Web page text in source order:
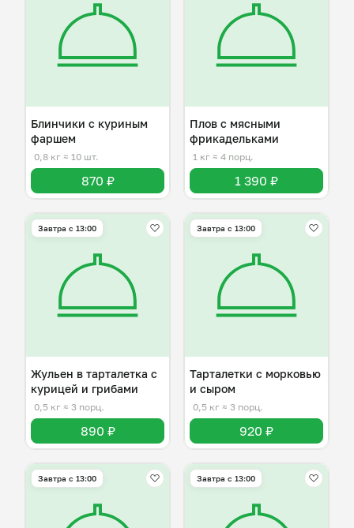
Блинчики с куриным
фаршем
0,8 кг ≈ 10 шт.
870 ₽
Плов с мясными
фрикадельками
1 кг ≈ 4 порц.
1 390 ₽
Завтра c 13:00
Жульен в тарталетка с
курицей и грибами
0,5 кг ≈ 3 порц.
890 ₽
Завтра c 13:00
Тарталетки с морковью
и сыром
0,5 кг ≈ 3 порц.
920 ₽
Завтра c 13:00 Завтра c 13:00